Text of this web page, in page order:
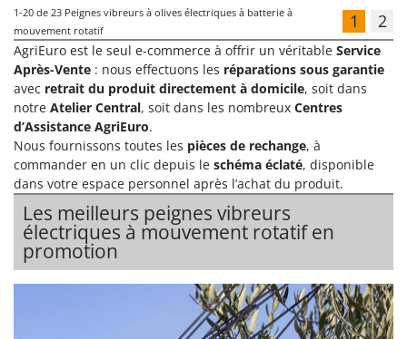
1-20 de 23 Peignes vibreurs à olives électriques à batterie à
mouvement rotatif
1 2
AgriEuro est le seul e-commerce à offrir un véritable Service
Après-Vente : nous effectuons les réparations sous garantie
avec retrait du produit directement à domicile, soit dans
notre Atelier Central, soit dans les nombreux Centres
d’Assistance AgriEuro.
Nous fournissons toutes les pièces de rechange, à
commander en un clic depuis le schéma éclaté, disponible
dans votre espace personnel après l’achat du produit.
Les meilleurs peignes vibreurs
électriques à mouvement rotatifen
promotion